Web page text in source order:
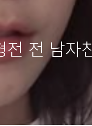
전 남자